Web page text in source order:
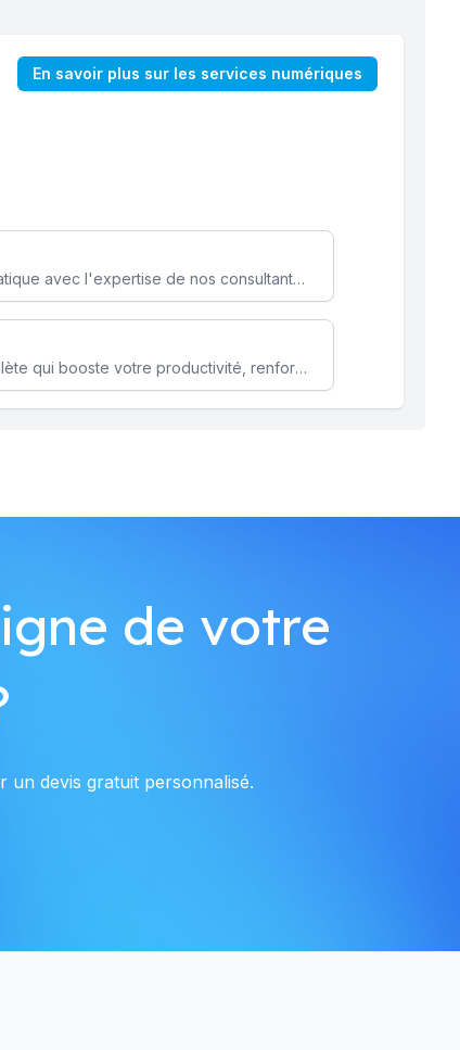
En savoir plus sur les services numériques
Optimisez votre stratégie informatique avec l'expertise de nos consultants pour améliorer votre efficacité et sécurité.
Microsoft 365 une solution complète qui booste votre productivité, renforce la sécurité de vos données et facilite la collaboration.
de votre
devis gratuit personnalisé.